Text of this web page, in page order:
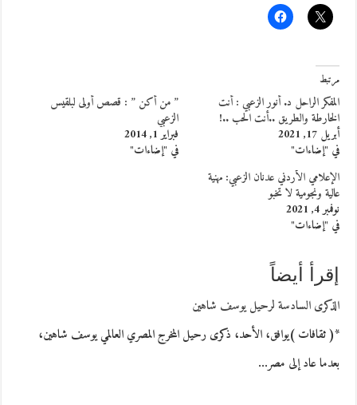
مرتبط
المفكر الراحل د. أنور الزعبي : أنت
الخارطة والطريق ..أنت الحب ..!
أبريل 17, 2021
في "إضاءات"
” من أكن ” : قصص أولى لبلقيس
الزعبي
فبراير 1, 2014
في "إضاءات"
الإعلامي الأردني عدنان الزعبي: مهنية
عالية ونجومية لا تخبو
نوفمبر 4, 2021
في "إضاءات"
إقرأ أيضاً
الذكرى السادسة لرحيل يوسف شاهين
*( ثقافات )يوافق، الأحد، ذكرى رحيل المخرج المصري العالمي يوسف شاهين،
بعدما عاد إلى مصر…